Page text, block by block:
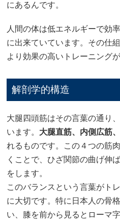
にあるんです。
人間の体は低エネルギーで効
に出来ていています。その仕
より効果の高いトレーニングが
解剖学的構造
大腿四頭筋はその言葉の通り
います。 大腿直筋、内側広筋
れるものです。この４つの筋
くことで、ひざ関節の曲げ伸
をします。
このバランスという言葉がト
に大切です。特に日本人の骨
い、膝を前から見るとローマ